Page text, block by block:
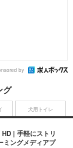
by
グ
| 手軽にストリ
ミングメディアプ
犬用トイレ